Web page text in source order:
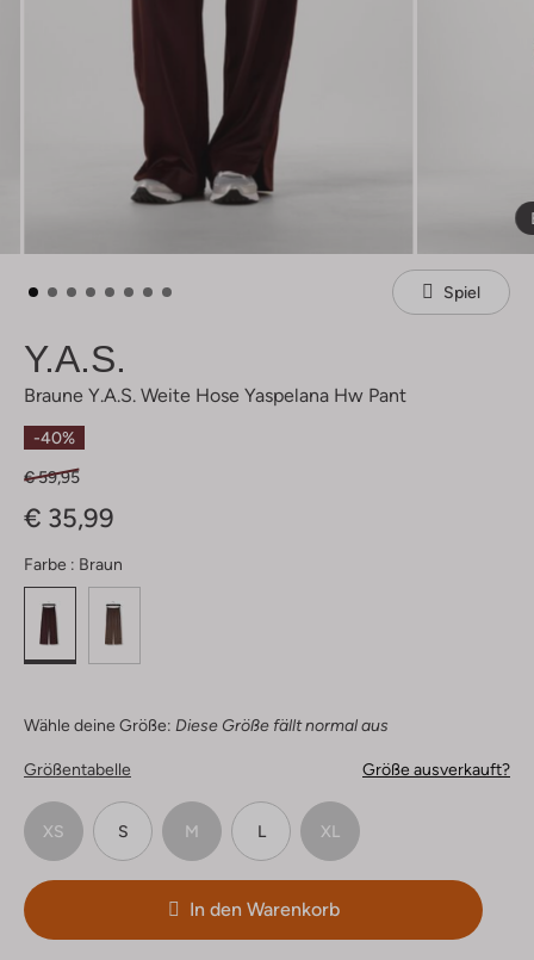
Spiel
Y.a.s.
Braune Y.a.s. Weite Hose Yaspelana Hw Pant
-40%
€ 59,95
€ 35,99
Farbe : Braun
Wähle deine Größe: Diese Größe fällt normal aus
Größentabelle Größe ausverkauft?
XS S M L XL
In den Warenkorb